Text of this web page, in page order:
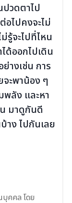
ปวดตาไป
ไปคงจะไม่
รู้จะไปที่ไหน
ด้ออกไปเดิน
างเช่น การ
ะพาน้อง ๆ
พลัง และหา
มาดูกันดี
าง ไปกันเลย
บุคคล โดย